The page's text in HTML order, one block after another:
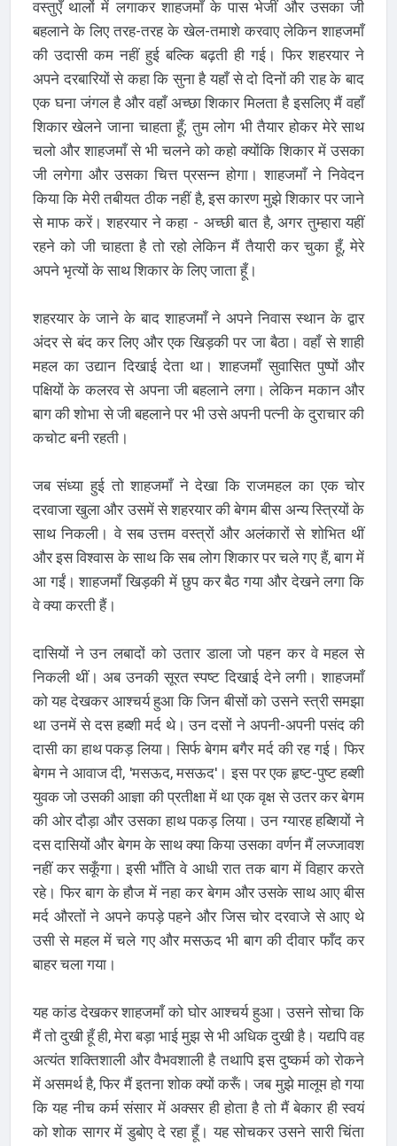
वस्तुएँ थालों में लगाकर शाहजमाँ के पास भेजीं और उसका जी
बहलाने के लिए तरह-तरह के खेल-तमाशे करवाए लेकिन शाहजमाँ
की उदासी कम नहीं हुई बल्कि बढ़ती ही गई। फिर शहरयार ने
अपने दरबारियों से कहा कि सुना है यहाँ से दो दिनों की राह के बाद
एक घना जंगल है और वहाँ अच्छा शिकार मिलता है इसलिए मैं वहाँ
शिकार खेलने जाना चाहता हूँ; तुम लोग भी तैयार होकर मेरे साथ
चलो और शाहजमाँ से भी चलने को कहो क्योंकि शिकार में उसका
जी लगेगा और उसका चित्त प्रसन्न होगा। शाहजमाँ ने निवेदन
किया कि मेरी तबीयत ठीक नहीं है, इस कारण मुझे शिकार पर जाने
से माफ करें। शहरयार ने कहा - अच्छी बात है, अगर तुम्हारा यहीं
रहने को जी चाहता है तो रहो लेकिन मैं तैयारी कर चुका हूँ, मेरे
अपने भृत्यों के साथ शिकार के लिए जाता हूँ।
शहरयार के जाने के बाद शाहजमाँ ने अपने निवास स्थान के द्वार
अंदर से बंद कर लिए और एक खिड़की पर जा बैठा। वहाँ से शाही
महल का उद्यान दिखाई देता था। शाहजमाँ सुवासित पुष्पों और
पक्षियों के कलरव से अपना जी बहलाने लगा। लेकिन मकान और
बाग की शोभा से जी बहलाने पर भी उसे अपनी पत्नी के दुराचार की
कचोट बनी रहती।
जब संध्या हुई तो शाहजमाँ ने देखा कि राजमहल का एक चोर
दरवाजा खुला और उसमें से शहरयार की बेगम बीस अन्य स्त्रियों के
साथ निकली। वे सब उत्तम वस्त्रों और अलंकारों से शोभित थीं
और इस विश्वास के साथ कि सब लोग शिकार पर चले गए हैं, बाग में
आ गईं। शाहजमाँ खिड़की में छुप कर बैठ गया और देखने लगा कि
वे क्या करती हैं।
दासियों ने उन लबादों को उतार डाला जो पहन कर वे महल से
निकली थीं। अब उनकी सूरत स्पष्ट दिखाई देने लगी। शाहजमाँ
को यह देखकर आश्चर्य हुआ कि जिन बीसों को उसने स्त्री समझा
था उनमें से दस हब्शी मर्द थे। उन दसों ने अपनी-अपनी पसंद की
दासी का हाथ पकड़ लिया। सिर्फ बेगम बगैर मर्द की रह गई। फिर
बेगम ने आवाज दी, 'मसऊद, मसऊद'। इस पर एक हृष्ट-पुष्ट हब्शी
युवक जो उसकी आज्ञा की प्रतीक्षा में था एक वृक्ष से उतर कर बेगम
की ओर दौड़ा और उसका हाथ पकड़ लिया। उन ग्यारह हब्शियों ने
दस दासियों और बेगम के साथ क्या किया उसका वर्णन मैं लज्जावश
नहीं कर सकूँगा। इसी भाँति वे आधी रात तक बाग में विहार करते
रहे। फिर बाग के हौज में नहा कर बेगम और उसके साथ आए बीस
मर्द औरतों ने अपने कपड़े पहने और जिस चोर दरवाजे से आए थे
उसी से महल में चले गए और मसऊद भी बाग की दीवार फाँद कर
बाहर चला गया।
यह कांड देखकर शाहजमाँ को घोर आश्चर्य हुआ। उसने सोचा कि
मैं तो दुखी हूँ ही, मेरा बड़ा भाई मुझ से भी अधिक दुखी है। यद्यपि वह
अत्यंत शक्तिशाली और वैभवशाली है तथापि इस दुष्कर्म को रोकने
में असमर्थ है, फिर मैं इतना शोक क्यों करूँ। जब मुझे मालूम हो गया
कि यह नीच कर्म संसार में अक्सर ही होता है तो मैं बेकार ही स्वयं
को शोक सागर में डुबोए दे रहा हूँ। यह सोचकर उसने सारी चिंता